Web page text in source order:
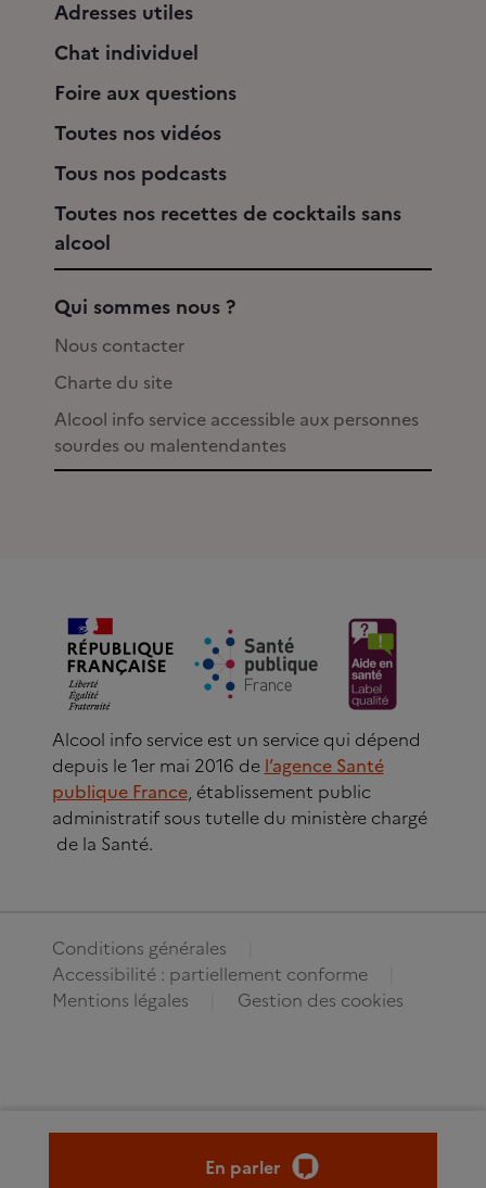
En parler
Adresses utiles
Chat individuel
Foire aux questions
Toutes nos vidéos
Tous nos podcasts
Toutes nos recettes de cocktails sans
alcool
Qui sommes nous ?
Nous contacter
Charte du site
Alcool info service accessible aux personnes
sourdes ou malentendantes
Alcool info service est un service qui dépend
depuis le 1er mai 2016 de l’agence Santé
publique France, établissement public
administratif sous tutelle du ministère chargé
de la Santé.
Conditions générales
Accessibilité : partiellement conforme
Mentions légales
Gestion des cookies